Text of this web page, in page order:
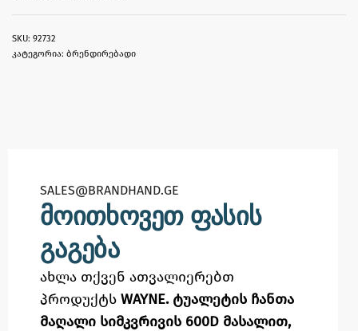
92732
კატეგორია: ბრენდირებადი
SALES@BRANDHAND.GE​
მოითხოვეთ ფასის
გაგება
ახლა თქვენ ათვალიერებთ
პროდუქტს WAYNE. ტუალეტის ჩანთა
მაღალი სიმკვრივის 600D მასალით,